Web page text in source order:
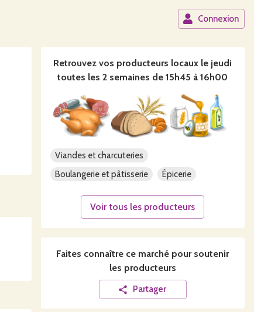
Connexion
Retrouvez vos producteurs locaux le jeudi
toutes les 2 semaines de 15h45 à 16h00
Viandes et charcuteries
Boulangerie et pâtisserie
Épicerie
Voir tous les producteurs
Faites connaître ce marché pour soutenir
les producteurs
Partager